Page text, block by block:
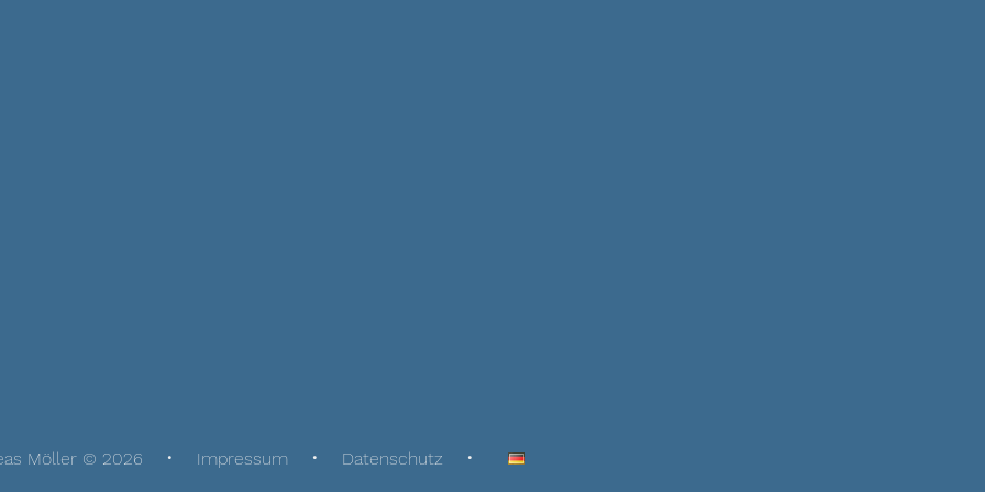
Möller © 2026 Impressum Datenschutz